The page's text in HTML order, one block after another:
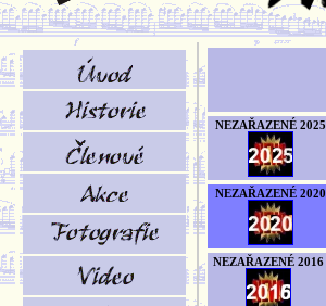
NEZAŘAZENÉ 2025
NEZAŘAZENÉ 2020
NEZAŘAZENÉ 2016